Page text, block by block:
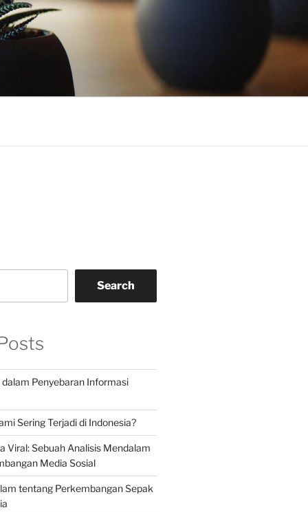
Search
Penyebaran Informasi
Sering Terjadi di Indonesia?
Viral: Sebuah Analisis Mendalam
Media Sosial
tentang Perkembangan Sepak